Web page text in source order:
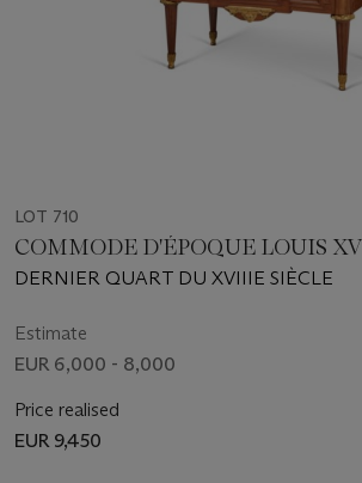
LOT 710
COMMODE D'ÉPOQUE LOUIS
DERNIER QUART DU XVIIIE SIÈCLE
Estimate
EUR 6,000 - 8,000
Price realised
EUR 9,450